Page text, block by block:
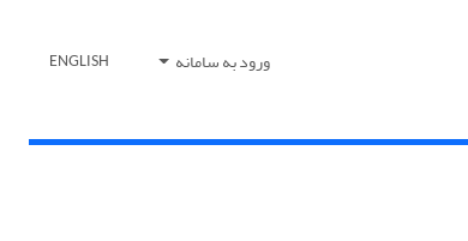
ورود به سامانه ENGLISH